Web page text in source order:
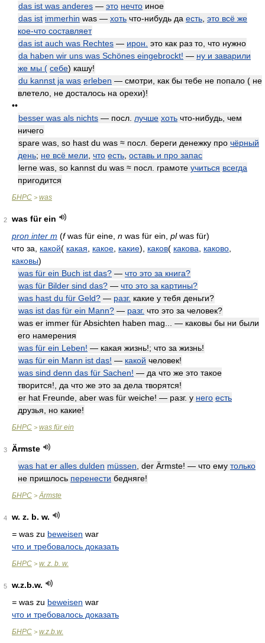
das ist was anderes — это нечто иное
das ist immerhin was — хоть что-нибудь да есть это всё же
кое-что составляет
das ist auch was Rechtes — ирон. это как раз то, что нужно
da haben wir uns was Schönes eingebrockt! — ну и заварили
же мы ( себе) кашу!
du kannst ja was erleben — смотри, как бы тебе не попало ( не
влетело, не досталось на орехи)!
••
besser was als nichts — посл. лучше хоть что-нибудь, чем
ничего
spare was, so hast du was ≈ посл. береги денежку про чёрный
день; не всё мели что есть оставь и про запас
lerne was, so kannst du was ≈ посл. грамоте учиться всегда
пригодится
БНРС > was
2
was für ein
pron inter m (fwas für eine, n was für ein, plwas für)
что за, какой( какая какое какие), каков( какова каково
каковы)
was für ein Buch ist das? — что это за книга?
was für Bilder sind das? — что это за картины?
was hast du für Geld? — разг. какие у тебя деньги?
was ist das für ein Mann? — разг. что это за человек?
was er immer für Absichten haben mag... — каковы бы ни были
его намерения
was für ein Leben! — какая жизнь!; что за жизнь!
was für ein Mann ist das! — какой человек!
was sind denn das für Sachen! — да что же это такое
творится!, да что же это за дела творятся!
er hat Freunde, aber was für weiche! — разг. у него есть
друзья, но какие!
БНРС > was für ein
3
Ärmste
was hat er alles dulden müssen , der Ärmste! — что ему только
не пришлось перенести бедняге!
БНРС > Ärmste
4
w. z. b. w.
= was zu beweisen war
что и требовалось доказать
БНРС > w. z. b. w.
5
w.z.b.w.
= was zu beweisen war
что и требовалось доказать
БНРС > w.z.b.w.